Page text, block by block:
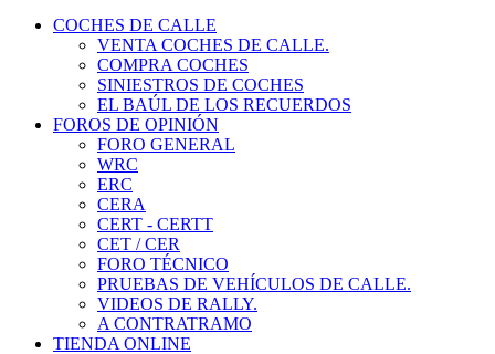
COCHES DE CALLE
VENTA COCHES DE CALLE.
COMPRA COCHES
SINIESTROS DE COCHES
EL BAÚL DE LOS RECUERDOS
FOROS DE OPINIÓN
FORO GENERAL
WRC
ERC
CERA
CERT - CERTT
CET / CER
FORO TÉCNICO
PRUEBAS DE VEHÍCULOS DE CALLE.
VIDEOS DE RALLY.
A CONTRATRAMO
TIENDA ONLINE